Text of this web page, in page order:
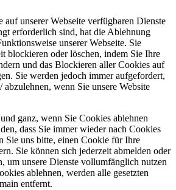
auf unserer Webseite verfügbaren Dienste
erforderlich sind, hat die Ablehnung
unserer Webseite. Sie
blockieren oder löschen, indem Sie Ihre
und das Blockieren aller Cookies auf
Sie werden jedoch immer aufgefordert,
abzulehnen, wenn Sie unsere Website
ganz, wenn Sie Cookies ablehnen
dass Sie immer wieder nach Cookies
Sie uns bitte, einen Cookie für Ihre
Sie können sich jederzeit abmelden oder
um unsere Dienste vollumfänglich nutzen
ablehnen, werden alle gesetzten
entfernt.